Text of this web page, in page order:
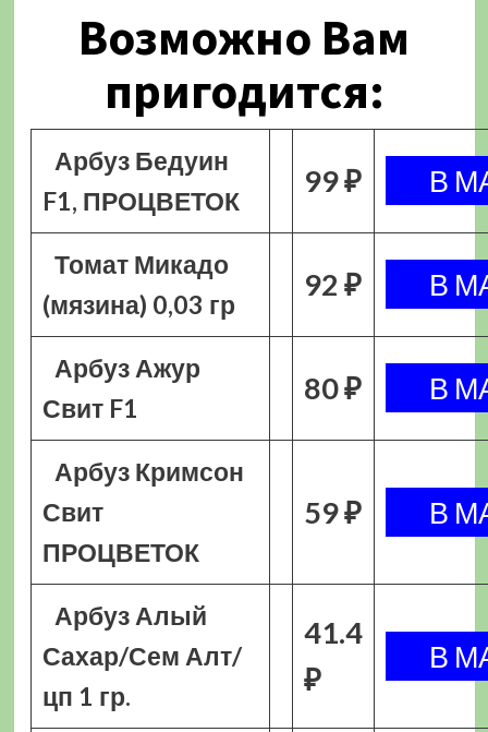
Возможно Вам
пригодится:
Арбуз Бедуин
F1, ПРОЦВЕТОК
99 ₽
Томат Микадо
(мязина) 0,03 гр
92 ₽
Арбуз Ажур
Свит F1
80 ₽
Арбуз Кримсон
Свит
ПРОЦВЕТОК
59 ₽
Арбуз Алый
Сахар/Сем Алт/
цп 1 гр.
41.4
₽